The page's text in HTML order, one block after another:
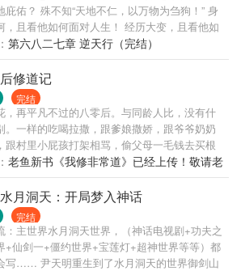
庇佑？ 殊不知“天地不仁，以万物为刍狗！” 身
，且看他如何面对人生！ 经历大变，且看他如
蜕变！ 命运降临，且看他如何对抗命运！ 持戟
且看他如何挽破苍穹！ 毁天、灭地、戮神、屠
仙、噬魂、镇妖、斩尸、弑佛！ 逆命运，踏天
切尽在——《命之途》！
第六八二七章 逆天行（完结）
修道记
完结
，再平凡不过的八零后。与同龄人比，没有什
。一样的吃喝拉撒，跟爹娘撒娇，跟爷爷奶奶
跟村里小屁孩打架相骂，偷父母一毛钱去买根
，张九斤家的葡萄藤里专捏变软的葡萄粒吃，
掏鸟窝……一样一样的，没有什么特别。六岁
经历了一件不一样的事情，彻底改变了他的人
。大道即生活，生活是大道。
老鱼新书《我修非常道》已经上传！敬请老
支持！
月洞天：开局梦入神话
完结
：主世界水月洞天世界，（神话电视剧+功夫之
+仙剑一+僵约世界+宝莲灯+超神世界等等）都
写…… 尹天明重生到了水月洞天的世界御剑山